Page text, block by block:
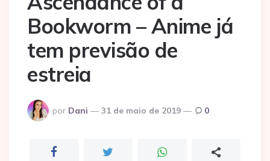
Bookworm – Anime já
tem previsão de
estreia
Postado
por
por Dani 31 de maio de 2019 0